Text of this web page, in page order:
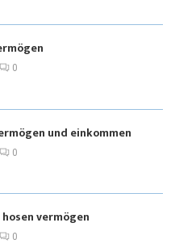
0
und einkommen
0
vermögen
0